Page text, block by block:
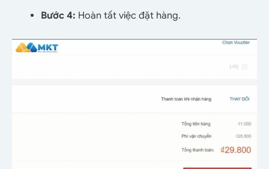
Bước 4: Hoàn tất việc đặt hàng.